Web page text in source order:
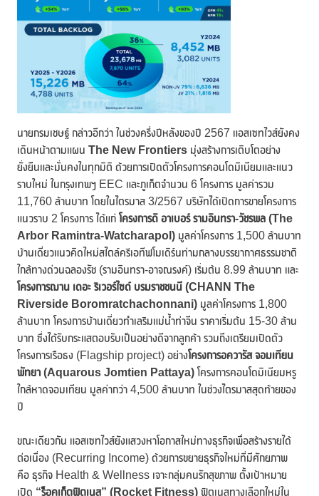
นายกรมเชษฐ์ กล่าวอีกว่า ในช่วงครึ่งปีหลังของปี 2567 แอสเซทไวส์ยังคง
เดินหน้าตามแผน The New Frontiers มุ่งสร้างการเติบโตอย่าง
ยั่งยืนและมั่นคงในทุกมิติ ด้วยการเปิดตัวโครงการคอนโดมิเนียมและแนว
ราบใหม่ ในกรุงเทพฯ EEC และภูเก็ตจำนวน 6 โครงการ มูลค่ารวม
11,760 ล้านบาท โดยในไตรมาส 3/2567 บริษัทได้เปิดการขายโครงการ
แนวราบ 2 โครงการ ได้แก่ โครงการดิ อาเบอร์ รามอินทรา-วัชรพล (The
Arbor Ramintra-Watcharapol) มูลค่าโครงการ 1,500 ล้านบาท
บ้านเดี่ยวแนวคิดใหม่สไตล์ครีเอทีฟโมเดิร์นท่ามกลางบรรยากาศธรรมชาติ
ใกล้ทางด่วนฉลองรัช (รามอินทรา-อาจณรงค์) เริ่มต้น 8.99 ล้านบาท และ
โครงการฌาน เดอะ ริเวอร์ไซด์ บรมราชชนนี (CHANN The
Riverside Boromratchachonnani) มูลค่าโครงการ 1,800
ล้านบาท โครงการบ้านเดี่ยวทำเลริมแม่น้ำท่าจีน ราคาเริ่มต้น 15-30 ล้าน
บาท ซึ่งได้รับกระแสตอบรับเป็นอย่างดีจากลูกค้า รวมถึงเตรียมเปิดตัว
โครงการเรือธง (Flagship project) อย่างโครงการอควารัส จอมเทียน
พัทยา (Aquarous Jomtien Pattaya) โครงการคอนโดมิเนียมหรู
ใกล้หาดจอมเทียน มูลค่ากว่า 4,500 ล้านบาท ในช่วงไตรมาสสุดท้ายของ
ปี
ขณะเดียวกัน แอสเซทไวส์ยังแสวงหาโอกาสใหม่ทางธุรกิจเพื่อสร้างรายได้
ต่อเนื่อง (Recurring Income) ด้วยการขยายธุรกิจใหม่ที่มีศักยภาพ
คือ ธุรกิจ Health & Wellness เจาะกลุ่มคนรักสุขภาพ ตั้งเป้าหมาย
เปิด “ร็อคเก็ตฟิตเนส” (Rocket Fitness) ฟิตเนสทางเลือกใหม่ใน